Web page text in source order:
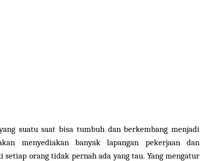
suatu saat bisa tumbuh dan berkembang menjadi
menyediakan banyak lapangan pekerjaan dan
setiap orang tidak pernah ada yang tau. Yang mengatur